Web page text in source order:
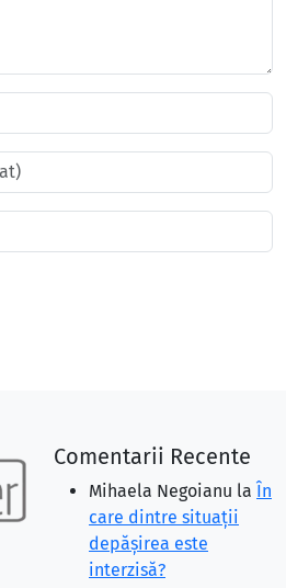
Comentarii Recente
Mihaela Negoianu la În
care dintre situaţii
depăşirea este
interzisă?